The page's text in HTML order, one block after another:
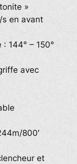
»
en avant
144° – 150°
avec
800′
et